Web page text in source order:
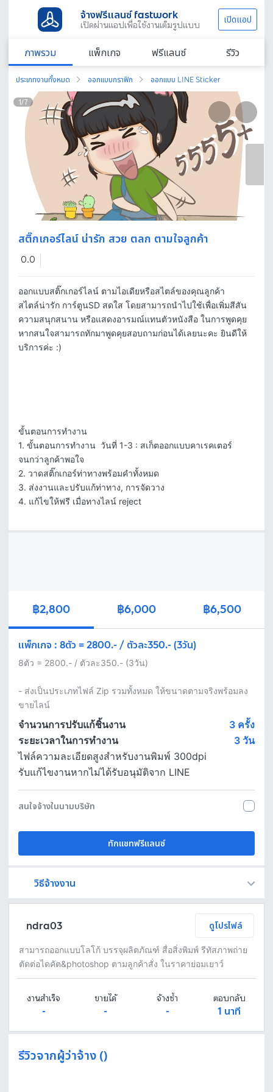
จ้างฟรีแลนซ์ fastwork
เปิดผ่านแอปเพื่อใช้งานเต็มรูปแบบ เปิดแอป
ภาพรวม แพ็กเกจ ฟรีแลนซ์ รีวิว
ประเภทงานทั้งหมด ออกแบบกราฟิก ออกแบบ LINE Sticker
1/7
สติ๊กเกอร์ไลน์ น่ารัก สวย ตลก ตามใจลูกค้า
0.0
ออกแบบสติ๊กเกอร์ไลน์ ตามไอเดียหรือสไตล์ของคุณลูกค้า
สไตล์น่ารัก การ์ตูนSD สดใส โดยสามารถนำไปใช้เพื่อเพิ่มสีสัน
ความสนุกสนาน หรือแสดงอารมณ์แทนตัวหนังสือ ในการพูดคุย
หากสนใจสามารถทักมาพูดคุยสอบถามก่อนได้เลยนะคะ ยินดีให้
บริการค่ะ :)
ขั้นตอนการทำงาน
1. ขั้นตอนการทำงาน  วันที่ 1-3 : สเก็ตออกแบบคาเรคเตอร์
จนกว่าลูกค้าพอใจ
2. วาดสติ๊กเกอร์ท่าทางพร้อมคำทั้งหมด
3. ส่งงานและปรับแก้ท่าทาง, การจัดวาง
4. แก้ไขให้ฟรี เมื่อทางไลน์ reject
฿2,800 ฿6,000 ฿6,500
แพ็กเกจ : 8ตัว = 2800.- / ตัวละ350.- (3วัน)
8ตัว = 2800.- / ตัวละ350.- (3วัน)
- ส่งเป็นประเภทไฟล์ Zip รวมทั้งหมด ให้ขนาดตามจริงพร้อมลง
ขายไลน์
จำนวนการปรับแก้ชิ้นงาน
3 ครั้ง
ระยะเวลาในการทำงาน
3 วัน
ไฟล์ความละเอียดสูงสำหรับงานพิมพ์ 300dpi
รับแก้ไขงานหากไม่ได้รับอนุมัติจาก LINE
สนใจจ้างในนามบริษัท
ทักแชทฟรีแลนซ์
วิธีจ้างงาน
ndra03 ดูโปรไฟล์
สามารถออกแบบโลโก้ บรรจุผลิตภัณฑ์ สื่อสิ่งพิมพ์ รีทัสภาพถ่าย
ตัดต่อไดคัต&photoshop ตามลูกค้าสั่ง ในราคาย่อมเยาว์
งานสำเร็จ
-
ขายได้
-
จ้างซ้ำ
-
ตอบกลับ
1 นาที
รีวิวจากผู้ว่าจ้าง ()